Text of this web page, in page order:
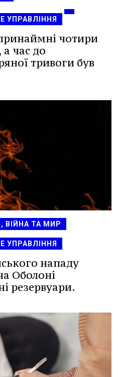
УПРАВЛІННЯ
чотири
а час до
тривоги був
ВІЙНА ТА МИР
УПРАВЛІННЯ
нападу
Оболоні
резервуари.